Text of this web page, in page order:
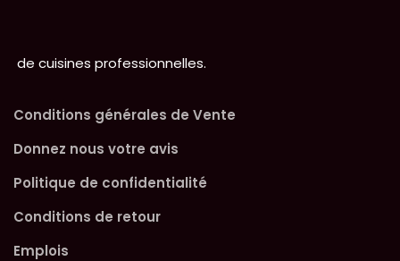
de cuisines professionnelles.
Conditions générales de Vente
Donnez nous votre avis
Politique de confidentialité
Conditions de retour
Emplois